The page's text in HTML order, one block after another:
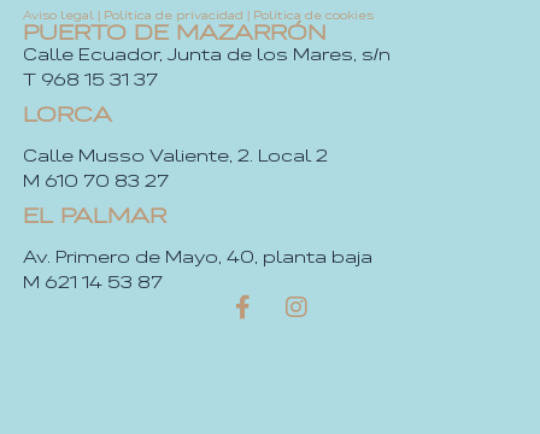
Aviso legal| Política de privacidad | Política de cookies
PUERTO DE MAZARRÓN
Calle Ecuador, Junta de los Mares, s/n
T 968 15 31 37
LORCA
Calle Musso Valiente, 2. Local 2
M 610 70 83 27
EL PALMAR
Av. Primero de Mayo, 40, planta baja
M 621 14 53 87